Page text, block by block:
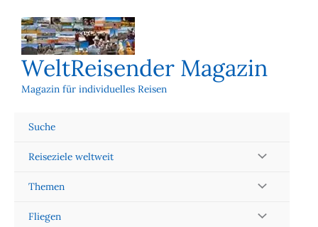
Inhalt
springen
WeltReisender Magazin
Magazin für individuelles Reisen
Suche
Reiseziele weltweit
Themen
Fliegen